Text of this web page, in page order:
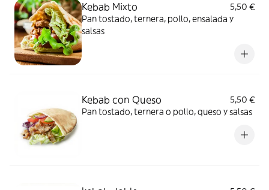
Kebab Mixto
5,50 €
Pan tostado, ternera, pollo, ensalada y
salsas
Kebab con Queso
5,50 €
Pan tostado, ternera o pollo, queso y salsas